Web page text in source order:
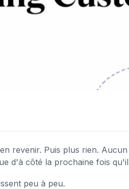
revenir. Puis plus rien.
d'à côté la prochaine fois
peu à peu.